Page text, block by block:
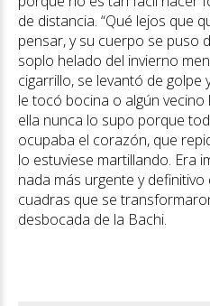
de distancia. “Qué lejos que
pensar, y su cuerpo se puso
soplo helado del invierno
cigarrillo, se levantó de
le tocó bocina o algún vecino
ella nunca lo supo porque
ocupaba el corazón, que
lo estuviese martillando. Era
nada más urgente y
cuadras que se
desbocada de la Bachi.